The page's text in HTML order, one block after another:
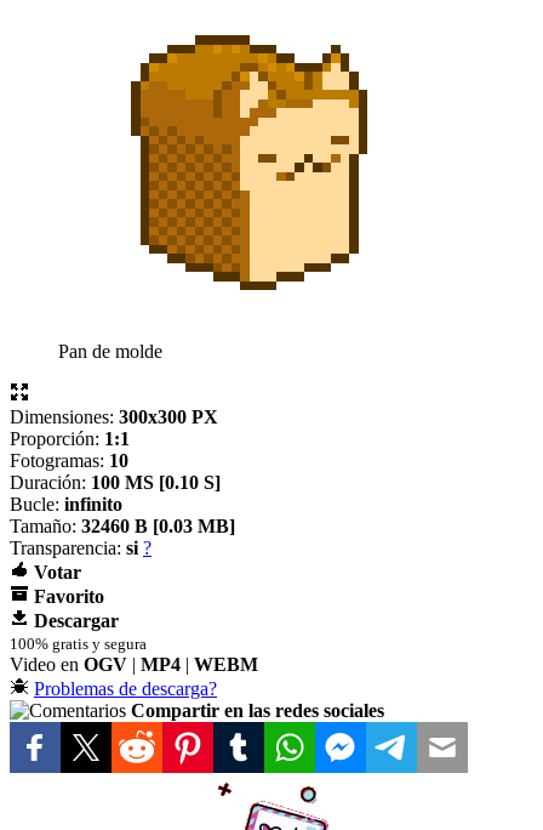
Pan de molde
Dimensiones: 300x300 PX
Proporción: 1:1
Fotogramas: 10
Duración: 100 MS [0.10 S]
Bucle: infinito
Tamaño: 32460 B [0.03 MB]
Transparencia: si ?
Votar
Favorito
Descargar
100% gratis y segura
Video en OGV | MP4 | WEBM
Problemas de descarga?
Compartir en las redes sociales